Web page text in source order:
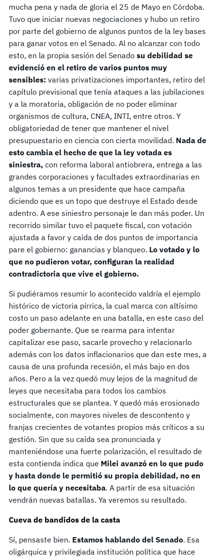
mucha pena y nada de gloria el 25 de Mayo en Córdoba.
Tuvo que iniciar nuevas negociaciones y hubo un retiro
por parte del gobierno de algunos puntos de la ley bases
para ganar votos en el Senado. Al no alcanzar con todo
esto, en la propia sesión del Senado su debilidad se
evidenció en el retiro de varios puntos muy
sensibles: varias privatizaciones importantes, retiro del
capítulo previsional que tenía ataques a las jubilaciones
y a la moratoria, obligación de no poder eliminar
organismos de cultura, CNEA, INTI, entre otros. Y
obligatoriedad de tener que mantener el nivel
presupuestario en ciencia con cierta movilidad. Nada de
esto cambia el hecho de que la ley votada es
siniestra, con reforma laboral antiobrera, entrega a las
grandes corporaciones y facultades extraordinarias en
algunos temas a un presidente que hace campaña
diciendo que es un topo que destruye el Estado desde
adentro. A ese siniestro personaje le dan más poder. Un
recorrido similar tuvo el paquete fiscal, con votación
ajustada a favor y caída de dos puntos de importancia
pare el gobierno: ganancias y blanqueo. Lo votado y lo
que no pudieron votar, configuran la realidad
contradictoria que vive el gobierno.
Si pudiéramos resumir lo acontecido valdría el ejemplo
histórico de victoria pírrica, la cual marca con altísimo
costo un paso adelante en una batalla, en este caso del
poder gobernante. Que se rearma para intentar
capitalizar ese paso, sacarle provecho y relacionarlo
además con los datos inflacionarios que dan este mes, a
causa de una profunda recesión, el más bajo en dos
años. Pero a la vez quedó muy lejos de la magnitud de
leyes que necesitaba para todos los cambios
estructurales que se plantea. Y quedó más erosionado
socialmente, con mayores niveles de descontento y
franjas crecientes de votantes propios más críticos a su
gestión. Sin que su caída sea pronunciada y
manteniéndose una fuerte polarización, el resultado de
esta contienda indica que Milei avanzó en lo que pudo
y hasta donde le permitió su propia debilidad, no en
lo que quería y necesitaba. A partir de esa situación
vendrán nuevas batallas. Ya veremos su resultado.
Cueva de bandidos de la casta
Sí, pensaste bien. Estamos hablando del Senado. Esa
oligárquica y privilegiada institución política que hace